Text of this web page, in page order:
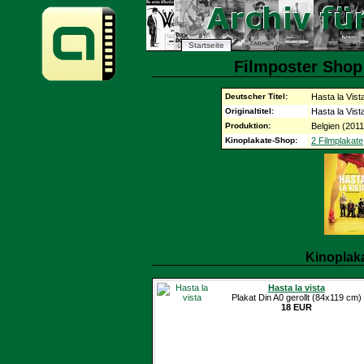
Startseite
Filmposter
Deutscher Titel: Hasta la
Originaltitel: Hasta la
Produktion: Belgien
Kinoplakate-Shop: 2 Filmplakate
Hasta la vista
Plakat Din A0 gerollt (84x119 cm)
18 EUR